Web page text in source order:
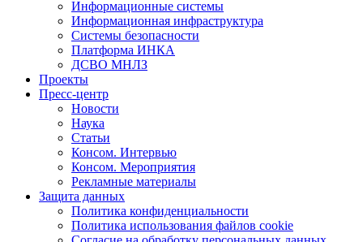
Информационные системы
Информационная инфраструктура
Системы безопасности
Платформа ИНКА
ДСВО МНЛЗ
Проекты
Пресс-центр
Новости
Наука
Статьи
Консом. Интервью
Консом. Мероприятия
Рекламные материалы
Защита данных
Политика конфиденциальности
Политика использования файлов cookie